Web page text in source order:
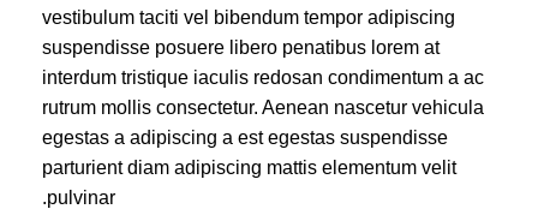
496,000 تومان
420,000 تومان
vestibulum taciti vel bibendum tempor adipiscing
suspendisse posuere libero penatibus lorem at
interdum tristique iaculis redosan condimentum a ac
rutrum mollis consectetur. Aenean nascetur vehicula
egestas a adipiscing a est egestas suspendisse
parturient diam adipiscing mattis elementum velit
pulvinar.